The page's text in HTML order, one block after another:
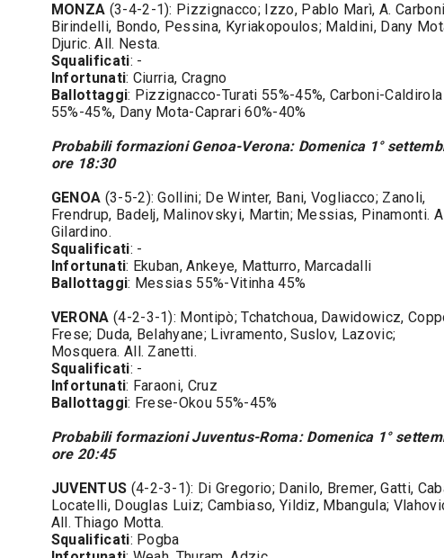
MONZA (3-4-2-1): Pizzignacco; Izzo, Pablo Marì, A.
Birindelli, Bondo, Pessina, Kyriakopoulos; Maldini, Dany
Djuric. All. Nesta.
Squalificati: -
Infortunati: Ciurria, Cragno
Ballottaggi: Pizzignacco-Turati 55%-45%, Carboni-Caldirola
55%-45%, Dany Mota-Caprari 60%-40%
Probabili formazioni Genoa-Verona: Domenica 1°
ore 18:30
GENOA (3-5-2): Gollini; De Winter, Bani, Vogliacco; Zanoli,
Frendrup, Badelj, Malinovskyi, Martin; Messias, Pinamonti.
Gilardino.
Squalificati: -
Infortunati: Ekuban, Ankeye, Matturro, Marcadalli
Ballottaggi: Messias 55%-Vitinha 45%
VERONA (4-2-3-1): Montipò; Tchatchoua, Dawidowicz,
Frese; Duda, Belahyane; Livramento, Suslov, Lazovic;
Mosquera. All. Zanetti.
Squalificati: -
Infortunati: Faraoni, Cruz
Ballottaggi: Frese-Okou 55%-45%
Probabili formazioni Juventus-Roma: Domenica 1°
ore 20:45
JUVENTUS (4-2-3-1): Di Gregorio; Danilo, Bremer, Gatti,
Locatelli, Douglas Luiz; Cambiaso, Yildiz, Mbangula;
All. Thiago Motta.
Squalificati: Pogba